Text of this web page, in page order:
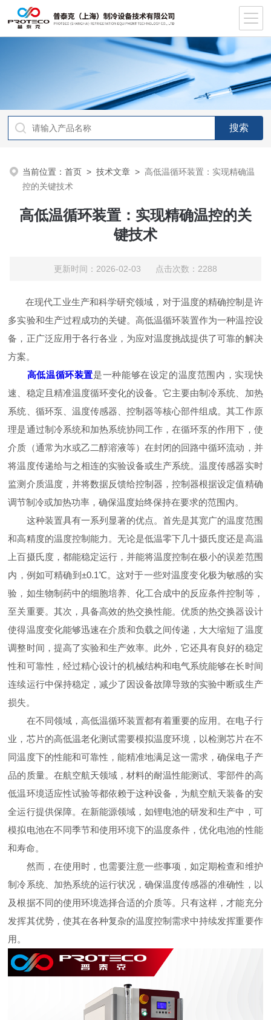
当前位置：首页 >技术文章 > 高低温循环装置：实现精确温
控的关键技术
高低温循环装置：实现精确温控的关
键技术
更新时间：2026-02-03 点击次数：2288
在现代工业生产和科学研究领域，对于温度的精确控制是许
多实验和生产过程成功的关键。高低温循环装置作为一种温控设
备，正广泛应用于各行各业，为应对温度挑战提供了可靠的解决
方案。
高低温循环装置是一种能够在设定的温度范围内，实现快
速、稳定且精准温度循环变化的设备。它主要由制冷系统、加热
系统、循环泵、温度传感器、控制器等核心部件组成。其工作原
理是通过制冷系统和加热系统协同工作，在循环泵的作用下，使
介质（通常为水或乙二醇溶液等）在封闭的回路中循环流动，并
将温度传递给与之相连的实验设备或生产系统。温度传感器实时
监测介质温度，并将数据反馈给控制器，控制器根据设定值精确
调节制冷或加热功率，确保温度始终保持在要求的范围内。
这种装置具有一系列显著的优点。首先是其宽广的温度范围
和高精度的温度控制能力。无论是低温零下几十摄氏度还是高温
上百摄氏度，都能稳定运行，并能将温度控制在极小的误差范围
内，例如可精确到±0.1℃。这对于一些对温度变化极为敏感的实
验，如生物制药中的细胞培养、化工合成中的反应条件控制等，
至关重要。其次，具备高效的热交换性能。优质的热交换器设计
使得温度变化能够迅速在介质和负载之间传递，大大缩短了温度
调整时间，提高了实验和生产效率。此外，它还具有良好的稳定
性和可靠性，经过精心设计的机械结构和电气系统能够在长时间
连续运行中保持稳定，减少了因设备故障导致的实验中断或生产
损失。
在不同领域，高低温循环装置都有着重要的应用。在电子行
业，芯片的高低温老化测试需要模拟温度环境，以检测芯片在不
同温度下的性能和可靠性，能精准地满足这一需求，确保电子产
品的质量。在航空航天领域，材料的耐温性能测试、零部件的高
低温环境适应性试验等都依赖于这种设备，为航空航天装备的安
全运行提供保障。在新能源领域，如锂电池的研发和生产中，可
模拟电池在不同季节和使用环境下的温度条件，优化电池的性能
和寿命。
然而，在使用时，也需要注意一些事项，如定期检查和维护
制冷系统、加热系统的运行状况，确保温度传感器的准确性，以
及根据不同的使用环境选择合适的介质等。只有这样，才能充分
发挥其优势，使其在各种复杂的温度控制需求中持续发挥重要作
用。